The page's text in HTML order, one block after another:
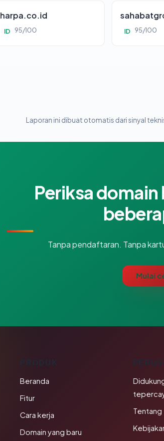
harpa.co.id
ID 95/100 ID 95/100
Laporan ini dibuat otomatis dari sinyal
Periksa
Tanpa pendaftaran. Tanpa
Mulai
Beranda
Fitur
Cara kerja
Domain yang baru
Tentang